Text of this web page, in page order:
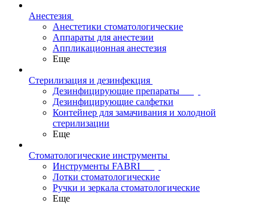
Анестезия
Анестетики стоматологические
Аппараты для анестезии
Аппликационная анестезия
Еще
Стерилизация и дезинфекция
Дезинфицирующие препараты
Дезинфицирующие салфетки
Контейнер для замачивания и холодной
стерилизации
Еще
Стоматологические инструменты
Инструменты FABRI
Лотки стоматологические
Ручки и зеркала стоматологические
Еще